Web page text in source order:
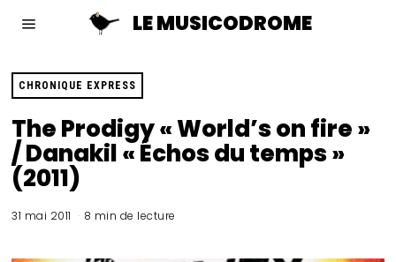
LE MUSICODROME
CHRONIQUE EXPRESS
The Prodigy « World’s on fire »
/ Danakil « Échos du temps »
(2011)
31 mai 2011 8 min de lecture